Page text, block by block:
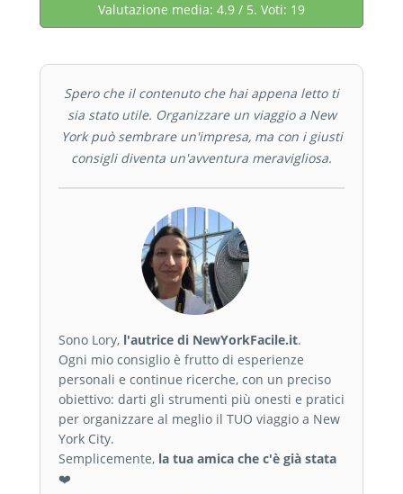
Valutazione media: 4.9 / 5. Voti: 19
Spero che il contenuto che hai appena letto ti
sia stato utile. Organizzare un viaggio a New
York può sembrare un'impresa, ma con i giusti
consigli diventa un'avventura meravigliosa.
Sono Lory, l'autrice di NewYorkFacile.it.
Ogni mio consiglio è frutto di esperienze
personali e continue ricerche, con un preciso
obiettivo: darti gli strumenti più onesti e pratici
per organizzare al meglio il TUO viaggio a New
York City.
Semplicemente, la tua amica che c'è già stata
❤️